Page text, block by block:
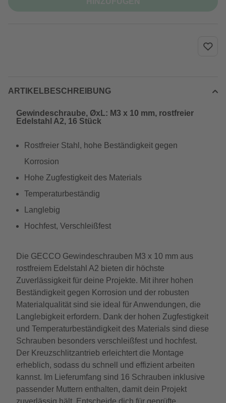
ARTIKELBESCHREIBUNG
Gewindeschraube, ØxL: M3 x 10 mm, rostfreier
Edelstahl A2, 16 Stück
Rostfreier Stahl, hohe Beständigkeit gegen
Korrosion
Hohe Zugfestigkeit des Materials
Temperaturbeständig
Langlebig
Hochfest, Verschleißfest
Die GECCO Gewindeschrauben M3 x 10 mm aus
rostfreiem Edelstahl A2 bieten dir höchste
Zuverlässigkeit für deine Projekte. Mit ihrer hohen
Beständigkeit gegen Korrosion und der robusten
Materialqualität sind sie ideal für Anwendungen, die
Langlebigkeit erfordern. Dank der hohen Zugfestigkeit
und Temperaturbeständigkeit des Materials sind diese
Schrauben besonders verschleißfest und hochfest.
Der Kreuzschlitzantrieb erleichtert die Montage
erheblich, sodass du schnell und effizient arbeiten
kannst. Im Lieferumfang sind 16 Schrauben inklusive
passender Muttern enthalten, damit dein Projekt
zuverlässig hält. Entscheide dich für geprüfte